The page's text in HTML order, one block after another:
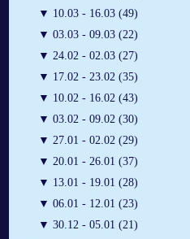
▼ 10.03 - 16.03 (49)
▼ 03.03 - 09.03 (22)
▼ 24.02 - 02.03 (27)
▼ 17.02 - 23.02 (35)
▼ 10.02 - 16.02 (43)
▼ 03.02 - 09.02 (30)
▼ 27.01 - 02.02 (29)
▼ 20.01 - 26.01 (37)
▼ 13.01 - 19.01 (28)
▼ 06.01 - 12.01 (23)
▼ 30.12 - 05.01 (21)